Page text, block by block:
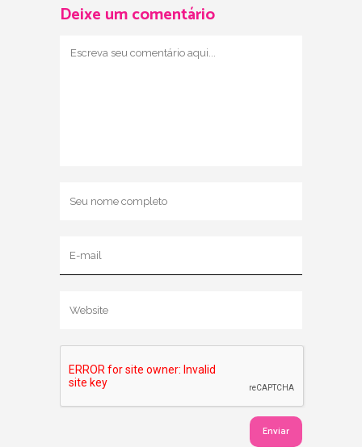
Deixe um comentário